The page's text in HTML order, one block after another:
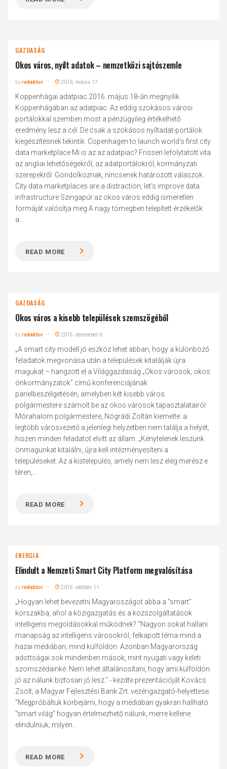
GAZDASÁG
Okos város, nyílt adatok – nemzetközi sajtószemle
byredaktor 2016. május 17.
Koppenhágai adatpiac 2016. május 18-án megnyílik
Koppenhágában az adatpiac. Az eddig szokásos városi
portálokkal szemben most a pénzügyileg értékelhető
eredmény lesz a cél. De csak a szokásos nyíltadat-portálok
kiegészítésnek tekintik. Copenhagen to launch world’s first city
data marketplace Mi is az az adatpiac? Frissen lefolytatott vita
az angliai lehetőségekről, az adatportálokról, kormányzati
szerepekről. Gondolkoznak, nincsenek határozott válaszok.
City data marketplaces are a distraction, let’s improve data
infrastructure Szingapúr az okos város eddig ismeretlen
formáját valósítja meg A nagy tömegben telepített érzékelők
a...
READ MORE
GAZDASÁG
Okos város a kisebb települések szemszögéből
byredaktor 2015. december 6.
„A smart city modell jó eszköz lehet abban, hogy a különböző
feladatok megvonása után a települések kitalálják újra
magukat – hangzott el a Világgazdaság „Okos városok, okos
önkormányzatok” című konferenciájának
panelbeszélgetésén, amelyben két kisebb város
polgármestere számolt be az okos városok tapasztalatairól.
Mórahalom polgármestere, Nógrádi Zoltán kiemelte: a
legtöbb városvezető a jelenlegi helyzetben nem találja a helyét,
hiszen minden feladatot elvitt az állam. „Kénytelenek leszünk
önmagunkat kitalálni, újra kell intézményesíteni a
településeket. Az a kistelepülés, amely nem lesz elég merész e
téren,...
READ MORE
ENERGIA
Elindult a Nemzeti Smart City Platform megvalósítása
byredaktor 2015. október 11.
„Hogyan lehet bevezetni Magyaroszágot abba a "smart"
korszakba, ahol a közigazgatás és a közszolgáltatások
intelligens megoldásokkal működnek? "Nagyon sokat hallani
manapság az intelligens városokról, felkapott téma mind a
hazai médiában, mind külföldön. Azonban Magyarország
adottságai sok mindenben mások, mint nyugati vagy keleti
szomszédainké. Nem lehet általánosítani, hogy ami külföldön
jó az nálunk biztosan jó lesz." - kezdte prezentációját Kovács
Zsolt, a Magyar Fejlesztési Bank Zrt. vezérigazgató-helyettese.
"Megpróbáltuk körbejárni, hogy a médiában gyakran hallható
"smart világ" hogyan értelmezhető nálunk, merre kellene
elindulniuk, milyen...
READ MORE